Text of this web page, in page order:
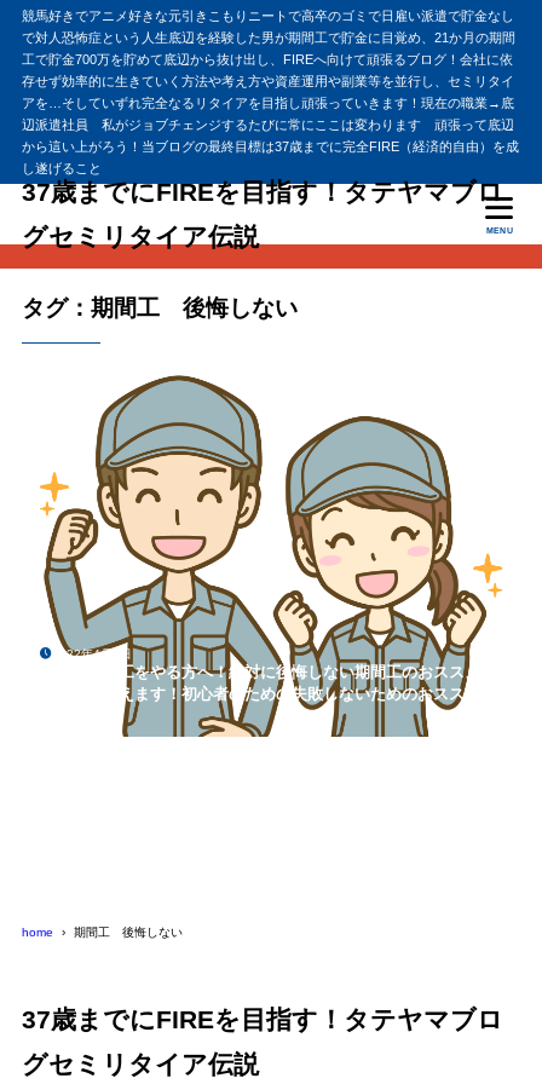
競馬好きでアニメ好きな元引きこもりニートで高卒のゴミで日雇い派遣で貯金なし
で対人恐怖症という人生底辺を経験した男が期間工で貯金に目覚め、21か月の期間
工で貯金700万を貯めて底辺から抜け出し、FIREへ向けて頑張るブログ！会社に依
存せず効率的に生きていく方法や考え方や資産運用や副業等を並行し、セミリタイ
アを…そしていずれ完全なるリタイアを目指し頑張っていきます！現在の職業→底
辺派遣社員 私がジョブチェンジするたびに常にここは変わります 頑張って底辺
から這い上がろう！当ブログの最終目標は37歳までに完全FIRE（経済的自由）を成
し遂げること
37歳までにFIREを目指す！タテヤマブロ
グセミリタイア伝説
MENU
タグ：期間工 後悔しない
2022年4月9日
初めて期間工をやる方へ！絶対に後悔しない期間工のおススメな
選び方を教えます！初心者のための失敗しないためのおススメ期
home 期間工 後悔しない
37歳までにFIREを目指す！タテヤマブロ
グセミリタイア伝説